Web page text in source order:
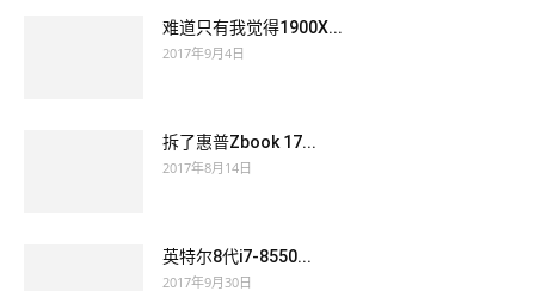
难道只有我觉得1900X...
2017年9月4日
拆了惠普Zbook 17...
2017年8月14日
英特尔8代i7-8550...
2017年9月30日